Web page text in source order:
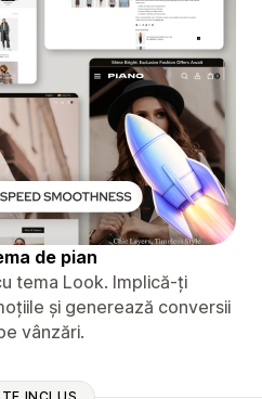
de pian
tema Look. Implică-ți
și generează conversii
vânzări.